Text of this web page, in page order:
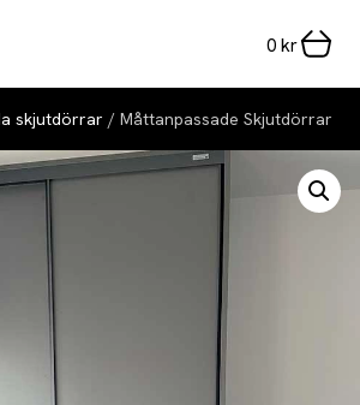
0 kr
skjutdörrar / Måttanpassade Skjutdörrar